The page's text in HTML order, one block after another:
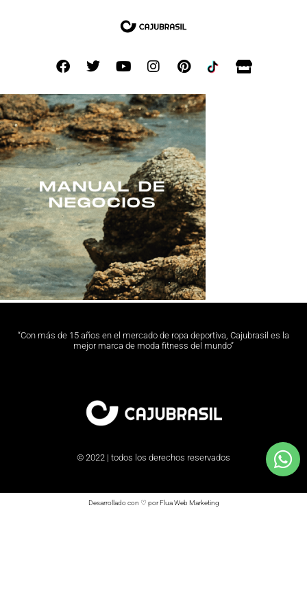
“Con más de 15 años en el mercado de ropa deportiva, Cajubrasil es la
mejor marca de moda fitness del mundo”
© 2022 | todos los derechos reservados
Desarrollado con ♡ por Flua Web Marketing